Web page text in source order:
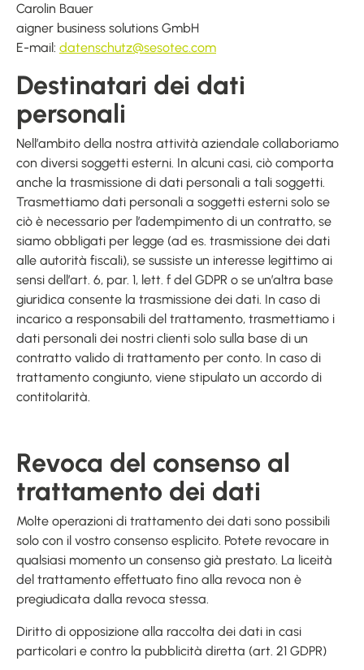
Carolin Bauer
aigner business solutions GmbH
E-mail: datenschutz@sesotec.com
Destinatari dei dati
personali
Nell’ambito della nostra attività aziendale collaboriamo
con diversi soggetti esterni. In alcuni casi, ciò comporta
anche la trasmissione di dati personali a tali soggetti.
Trasmettiamo dati personali a soggetti esterni solo se
ciò è necessario per l’adempimento di un contratto, se
siamo obbligati per legge (ad es. trasmissione dei dati
alle autorità fiscali), se sussiste un interesse legittimo ai
sensi dell’art. 6, par. 1, lett. f del GDPR o se un’altra base
giuridica consente la trasmissione dei dati. In caso di
incarico a responsabili del trattamento, trasmettiamo i
dati personali dei nostri clienti solo sulla base di un
contratto valido di trattamento per conto. In caso di
trattamento congiunto, viene stipulato un accordo di
contitolarità.
Revoca del consenso al
trattamento dei dati
Molte operazioni di trattamento dei dati sono possibili
solo con il vostro consenso esplicito. Potete revocare in
qualsiasi momento un consenso già prestato. La liceità
del trattamento effettuato fino alla revoca non è
pregiudicata dalla revoca stessa.
Diritto di opposizione alla raccolta dei dati in casi
particolari e contro la pubblicità diretta (art. 21 GDPR)